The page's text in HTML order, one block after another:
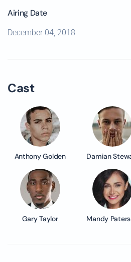
Airing Date
December 04, 2018
Cast
Anthony Golden Damian
Gary Taylor Mandy